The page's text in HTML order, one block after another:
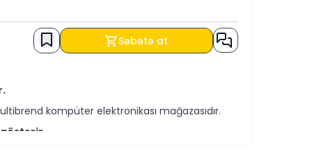
Səbətə at
kompüter elektronikası mağazasıdır.